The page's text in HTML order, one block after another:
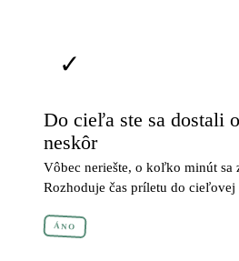
✓
Do cieľa ste sa dostali
neskôr
Vôbec neriešte, o koľko minút sa
Rozhoduje čas príletu do cieľovej
ÁNO